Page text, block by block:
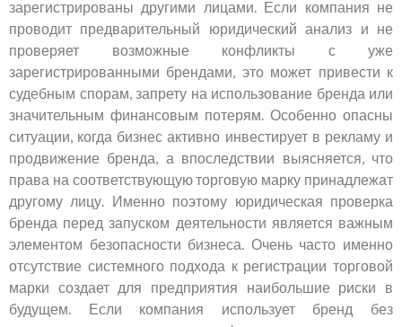
зарегистрированы другими лицами. Если компания не
проводит предварительный юридический анализ и не
проверяет возможные конфликты с уже
зарегистрированными брендами, это может привести к
судебным спорам, запрету на использование бренда или
значительным финансовым потерям. Особенно опасны
ситуации, когда бизнес активно инвестирует в рекламу и
продвижение бренда, а впоследствии выясняется, что
права на соответствующую торговую марку принадлежат
другому лицу. Именно поэтому юридическая проверка
бренда перед запуском деятельности является важным
элементом безопасности бизнеса. Очень часто именно
отсутствие системного подхода к регистрации торговой
марки создает для предприятия наибольшие риски в
будущем. Если компания использует бренд без